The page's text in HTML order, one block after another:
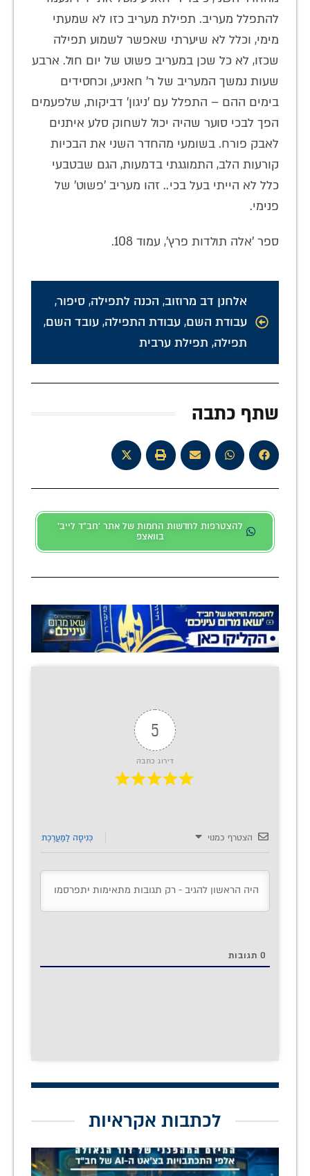
להתפלל מעריב. תפילת מעריב כזו לא שמעתי
מימי, וכלל לא שיערתי שאפשר לשמוע תפילה
שכזו, לא כל שכן במעריב פשוט של יום חול. ארבע
שעות נמשך המעריב של ר' חאניע, וכחסידים
בימים ההם – התפלל עם 'ניגון' דביקות, שלפעמים
הפך לבכי סוער שהיה יכול לשחוק סלע איתנים
לאבק פורח. בשומעי מהחדר השני את הבכיות
קורעות הלב, התמוגגתי בדמעות, הגם שבטבעי
כלל לא הייתי בעל בכי.. זהו מעריב 'פשוט' של
פנימי.
ספר 'אלה תולדות פרץ', עמוד 108.
אלחנן דב מרוזוב, הכנה לתפילה, סיפור,
עבודת השם, עבודת התפילה, עובד השם,
תפילה, תפילת ערבית
שתף כתבה
להצטרפות לחדשות החמות של אתר 'חב"ד לייב'
בוואצפ
5
דירוג כתבה
הצטרף כמנוי כְּנִיסָה לַמַעֲרֶכֶת
0 תגובות
לכתבות אקראיות